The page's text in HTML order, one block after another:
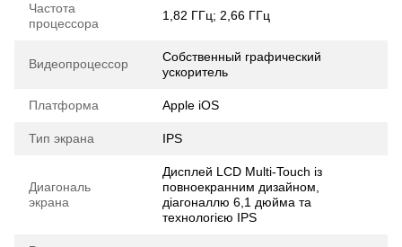
Частота
процессора
1,82 ГГц; 2,66 ГГц
Видеопроцессор
Собственный графический
ускоритель
Платформа Apple iOS
Тип экрана IPS
Диагональ
экрана
Дисплей LCD Multi-Touch із
повноекранним дизайном,
діагоналлю 6,1 дюйма та
технологією IPS